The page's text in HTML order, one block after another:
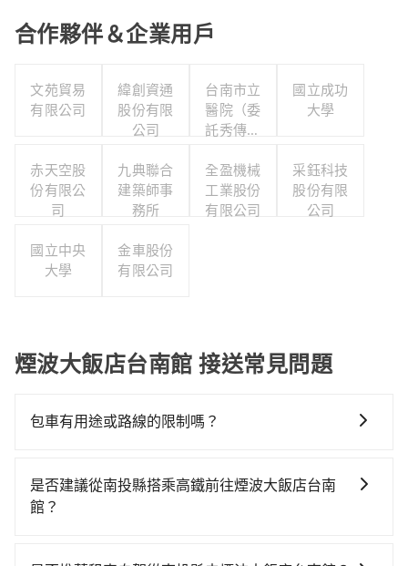
合作夥伴＆企業用戶
文苑貿易
有限公司
緯創資通
股份有限
公司
台南市立
醫院（委
託秀傳醫
人經營）
國立成功
大學
赤天空股
份有限公
司
九典聯合
建築師事
務所
全盈機械
工業股份
有限公司
采鈺科技
股份有限
公司
國立中央
大學
金車股份
有限公司
煙波大飯店台南館 接送常見問題
包車有用途或路線的限制嗎？
地方，只要是長途交通且途中遵守台灣法律，無論是清
明掃墓、包車旅遊、參加喜宴/喪禮、就醫回診、登山露
是否建議從南投縣搭乘高鐵前往煙波大飯店台南
館？